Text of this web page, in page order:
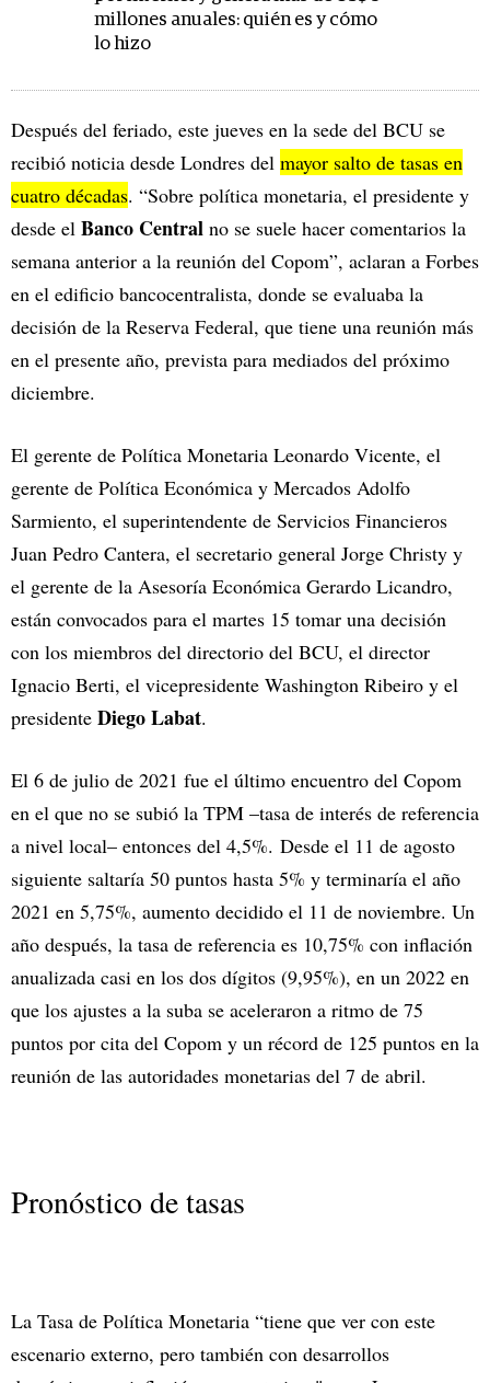
millones anuales: quién es y cómo
lo hizo
Después del feriado, este jueves en la sede del BCU se
recibió noticia desde Londres del mayor salto de tasas en
cuatro décadas. “Sobre política monetaria, el presidente y
desde el Banco Central no se suele hacer comentarios la
semana anterior a la reunión del Copom”, aclaran a Forbes
en el edificio bancocentralista, donde se evaluaba la
decisión de la Reserva Federal, que tiene una reunión más
en el presente año, prevista para mediados del próximo
diciembre.
El gerente de Política Monetaria Leonardo Vicente, el
gerente de Política Económica y Mercados Adolfo
Sarmiento, el superintendente de Servicios Financieros
Juan Pedro Cantera, el secretario general Jorge Christy y
el gerente de la Asesoría Económica Gerardo Licandro,
están convocados para el martes 15 tomar una decisión
con los miembros del directorio del BCU, el director
Ignacio Berti, el vicepresidente Washington Ribeiro y el
presidente Diego Labat.
El 6 de julio de 2021 fue el último encuentro del Copom
en el que no se subió la TPM –tasa de interés de referencia
a nivel local– entonces del 4,5%. Desde el 11 de agosto
siguiente saltaría 50 puntos hasta 5% y terminaría el año
2021 en 5,75%, aumento decidido el 11 de noviembre. Un
año después, la tasa de referencia es 10,75% con inflación
anualizada casi en los dos dígitos (9,95%), en un 2022 en
que los ajustes a la suba se aceleraron a ritmo de 75
puntos por cita del Copom y un récord de 125 puntos en la
reunión de las autoridades monetarias del 7 de abril.
Pronóstico de tasas
La Tasa de Política Monetaria “tiene que ver con este
escenario externo, pero también con desarrollos